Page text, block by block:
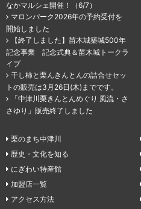
なかマルシェ開催！（6/7）
マロンパーク2026年の予約受付を
開始しました
【終了しました】苗木城築城500年
記念事業 記念式典＆苗木城トークラ
イブ
干し柿と栗んきんとんの詰合せセッ
トの販売は3月26日(木)までです。
「中津川栗きんとんめぐり 風流・さ
さゆり」販売終了しました
栗のまち中津川
歴史・文化を知る
にぎわい特産館
加盟店一覧
アクセス方法